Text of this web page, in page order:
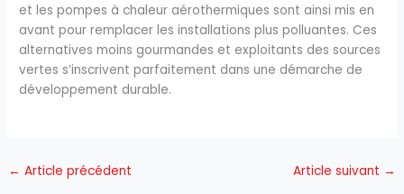
et les pompes à chaleur aérothermiques sont ainsi mis en
avant pour remplacer les installations plus polluantes. Ces
alternatives moins gourmandes et exploitants des sources
vertes s’inscrivent parfaitement dans une démarche de
développement durable.
← Article précédent Article suivant →